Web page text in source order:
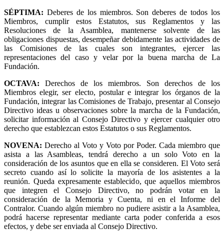
SÉPTIMA: Deberes de los miembros. Son deberes de todos los
Miembros, cumplir estos Estatutos, sus Reglamentos y las
Resoluciones de la Asamblea, mantenerse solvente de las
obligaciones dispuestas, desempeñar debidamente las actividades de
las Comisiones de las cuales son integrantes, ejercer las
representaciones del caso y velar por la buena marcha de La
Fundación.
OCTAVA: Derechos de los miembros. Son derechos de los
Miembros elegir, ser electo, postular e integrar los órganos de la
Fundación, integrar las Comisiones de Trabajo, presentar al Consejo
Directivo ideas u observaciones sobre la marcha de la Fundación,
solicitar información al Consejo Directivo y ejercer cualquier otro
derecho que establezcan estos Estatutos o sus Reglamentos.
NOVENA: Derecho al Voto y Voto por Poder. Cada miembro que
asista a las Asambleas, tendrá derecho a un solo Voto en la
consideración de los asuntos que en ella se consideren. El Voto será
secreto cuando así lo solicite la mayoría de los asistentes a la
reunión. Queda expresamente establecido, que aquellos miembros
que integren el Consejo Directivo, no podrán votar en la
consideración de la Memoria y Cuenta, ni en el Informe del
Contralor. Cuando algún miembro no pudiere asistir a la Asamblea,
podrá hacerse representar mediante carta poder conferida a esos
efectos, y debe ser enviada al Consejo Directivo.